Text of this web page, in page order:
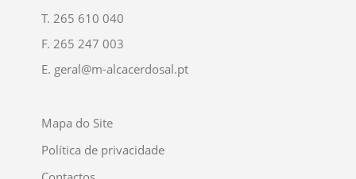
T. 265 610 040
F. 265 247 003
E. geral@m-alcacerdosal.pt
Mapa do Site
Política de privacidade